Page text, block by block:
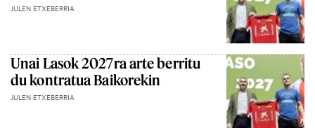
JULEN ETXEBERRIA
Unai Lasok 2027ra arte berritu
du kontratua Baikorekin
JULEN ETXEBERRIA